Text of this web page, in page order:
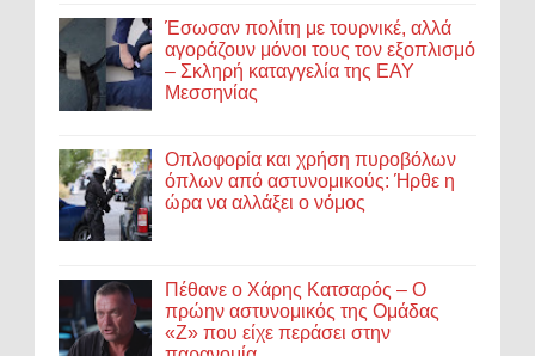
Έσωσαν πολίτη με τουρνικέ, αλλά
αγοράζουν μόνοι τους τον εξοπλισμό
– Σκληρή καταγγελία της ΕΑΥ
Μεσσηνίας
Οπλοφορία και χρήση πυροβόλων
όπλων από αστυνομικούς: Ήρθε η
ώρα να αλλάξει ο νόμος
Πέθανε ο Χάρης Κατσαρός – Ο
πρώην αστυνομικός της Ομάδας
«Ζ» που είχε περάσει στην